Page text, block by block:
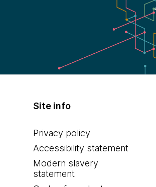
Site info
Privacy policy
Accessibility statement
Modern slavery
statement